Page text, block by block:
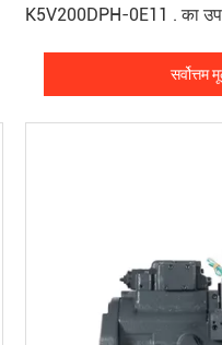
K5V200DPH-0E11 . का
सर्वोत्तम